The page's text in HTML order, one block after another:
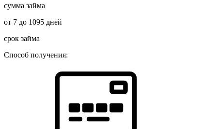
сумма займа
от 7 до 1095 дней
срок займа
Способ получения: